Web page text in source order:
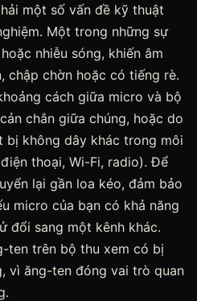
một số vấn đề kỹ thuật
Một trong những sự
nhiễu sóng, khiến âm
chập chờn hoặc có tiếng rè.
cách giữa micro và bộ
chắn giữa chúng, hoặc do
không dây khác trong môi
thoại, Wi-Fi, radio). Để
lại gần loa kéo, đảm bảo
micro của bạn có khả năng
đổi sang một kênh khác.
ten trên bộ thu xem có bị
vì ăng-ten đóng vai trò quan